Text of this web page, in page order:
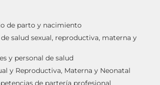
de parto y nacimiento
salud sexual, reproductiva, materna y
y personal de salud
y Reproductiva, Materna y Neonatal
de partería profesional